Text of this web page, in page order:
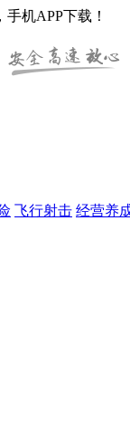
机APP下载！
飞行射击 经营养